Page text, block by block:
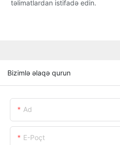
təlimatlardan istifadə edin.
Bizimlə əlaqə qurun
Ad
E-Poçt